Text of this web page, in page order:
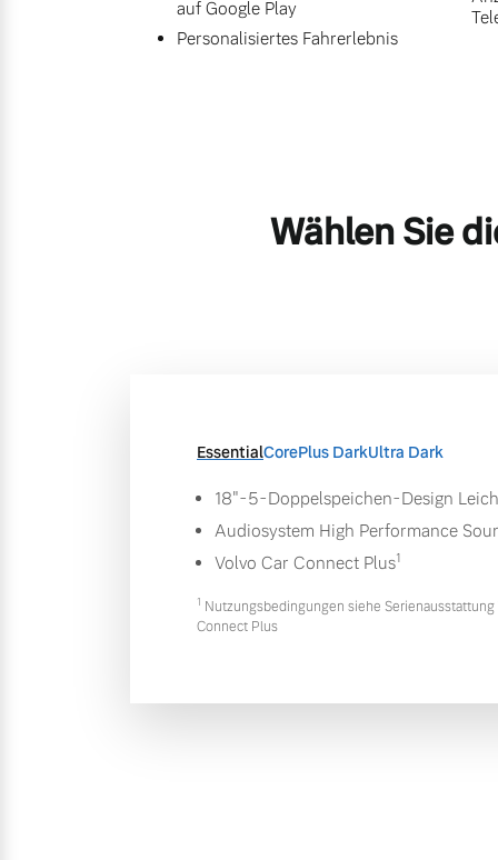
auf Google Play
Personalisiertes Fahrerlebnis
Wählen Sie
EssentialCorePlus DarkUltra Dark
18"-5-Doppelspeichen-Design
Audiosystem High Performance
Volvo Car Connect Plus1
1 Nutzungsbedingungen siehe Serienausstattung
Connect Plus